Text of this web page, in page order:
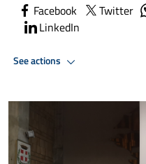
Facebook Twitter
LinkedIn
See actions